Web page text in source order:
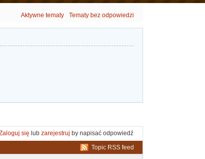
Aktywne tematy Tematy bez odpowiedzi
się lub zarejestruj by napisać odpowiedź
Topic RSS feed